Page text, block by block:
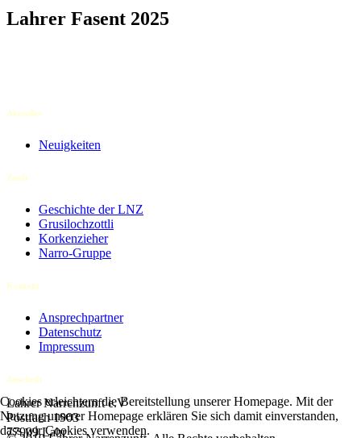
Lahrer Fasent 2025
Aktuelles
Neuigkeiten
Zunft
Geschichte der LNZ
Grusilochzottli
Korkenzieher
Narro-Gruppe
Kontakt
Ansprechpartner
Datenschutz
Impressum
Anschrift
Lahrer Narrenzunft e.V
Postfach 1903
77909 Lahr
Cookies erleichtern die Bereitstellung unserer Homepage. Mit der
Nutzung unserer Homepage erklären Sie sich damit einverstanden,
dass wir Cookies verwenden.